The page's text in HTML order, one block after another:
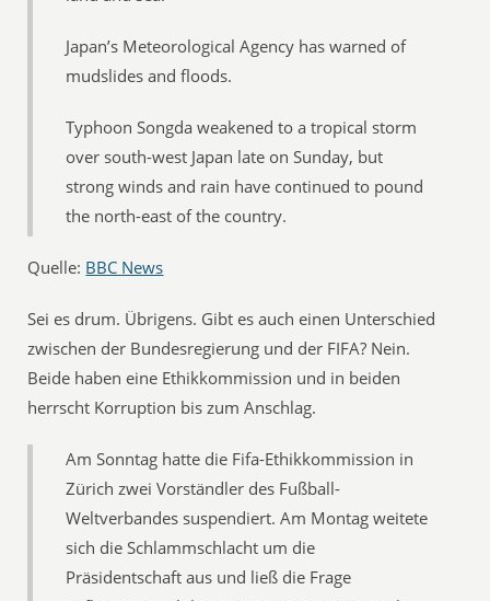
Japan’s Meteorological Agency has warned of
mudslides and floods.
Typhoon Songda weakened to a tropical storm
over south-west Japan late on Sunday, but
strong winds and rain have continued to pound
the north-east of the country.
Quelle: BBC News
Sei es drum. Übrigens. Gibt es auch einen Unterschied
zwischen der Bundesregierung und der FIFA? Nein.
Beide haben eine Ethikkommission und in beiden
herrscht Korruption bis zum Anschlag.
Am Sonntag hatte die Fifa-Ethikkommission in
Zürich zwei Vorständler des Fußball-
Weltverbandes suspendiert. Am Montag weitete
sich die Schlammschlacht um die
Präsidentschaft aus und ließ die Frage